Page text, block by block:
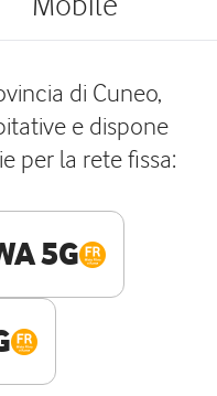
di Cuneo,
e dispone
per la rete fissa:
5G